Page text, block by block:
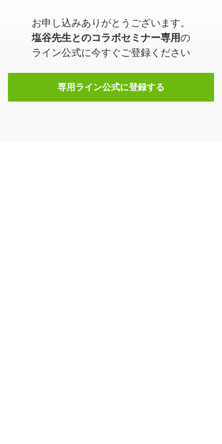
お申し込みありがとうございます。
塩谷先生とのコラボセミナー専用の
ライン公式に今すぐご登録ください
専用ライン公式に登録する